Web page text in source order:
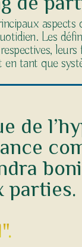
aspects
Les
en tant que
de
parties.